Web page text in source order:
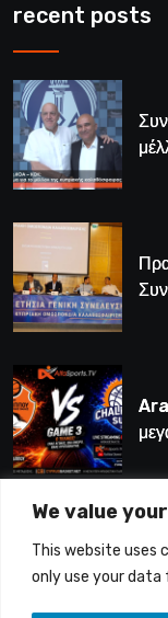
We value
This website uses
only use your data
recent posts